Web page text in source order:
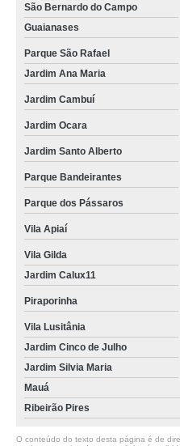
São Bernardo do Campo
Guaianases
Parque São Rafael
Jardim Ana Maria
Jardim Cambuí
Jardim Ocara
Jardim Santo Alberto
Parque Bandeirantes
Parque dos Pássaros
Vila Apiaí
Vila Gilda
Jardim Calux11
Piraporinha
Vila Lusitânia
Jardim Cinco de Julho
Jardim Silvia Maria
Mauá
Ribeirão Pires
O conteúdo do texto desta página é de